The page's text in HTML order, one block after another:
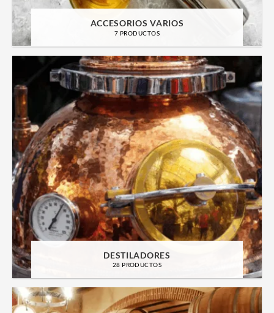
ACCESORIOS VARIOS
7 PRODUCTOS
DESTILADORES
28 PRODUCTOS